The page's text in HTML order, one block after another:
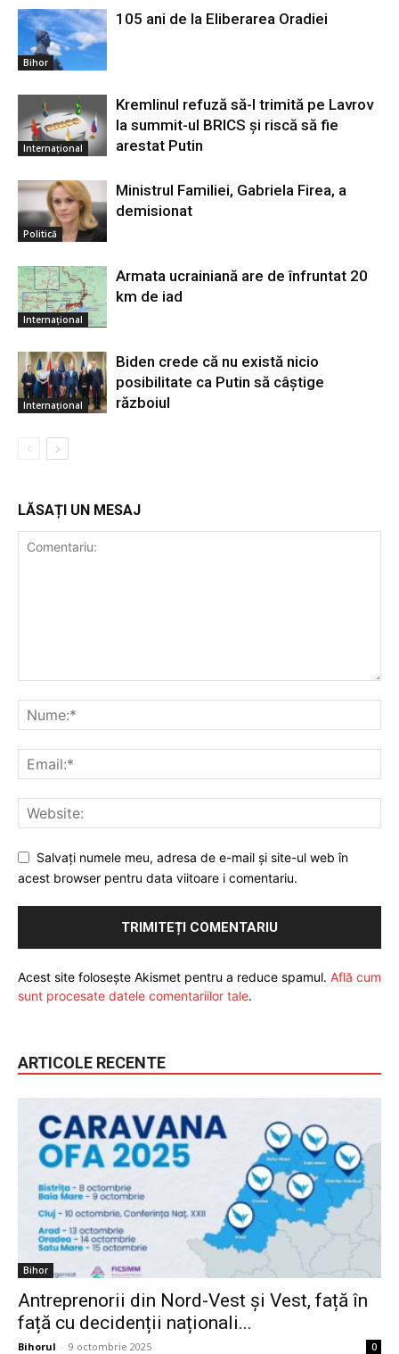
Bihor
105 ani de la Eliberarea Oradiei
Internațional
Kremlinul refuză să-l trimită pe Lavrov
la summit-ul BRICS și riscă să fie
arestat Putin
Politică
Ministrul Familiei, Gabriela Firea, a
demisionat
Internațional
Armata ucrainiană are de înfruntat 20
km de iad
Internațional
Biden crede că nu există nicio
posibilitate ca Putin să câştige
războiul
LĂSAȚI UN MESAJ
Salvați numele meu, adresa de e-mail și site-ul web în
acest browser pentru data viitoare i comentariu.
Acest site folosește Akismet pentru a reduce spamul. Află cum
sunt procesate datele comentariilor tale.
ARTICOLE RECENTE
Bihor
Antreprenorii din Nord-Vest și Vest, față în
față cu decidenții naționali...
Bihorul - 9 octombrie 2025 0